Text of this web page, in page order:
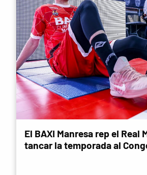
El BAXI Manresa rep el Real
tancar la temporada al